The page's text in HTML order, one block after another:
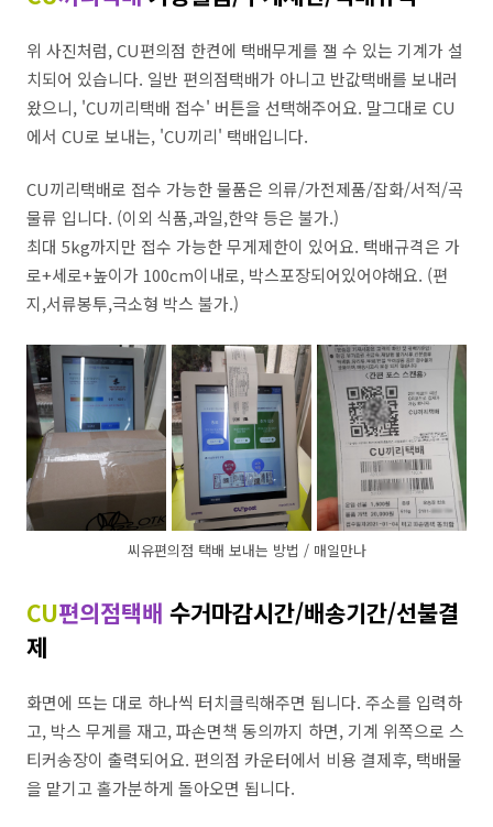
위 사진처럼, CU편의점 한켠에 택배무게를 잴 수 있는 기계가 설
치되어 있습니다. 일반 편의점택배가 아니고 반값택배를 보내러
왔으니, 'CU끼리택배 접수' 버튼을 선택해주어요. 말그대로 CU
에서 CU로 보내는, 'CU끼리' 택배입니다.
CU끼리택배로 접수 가능한 물품은 의류/가전제품/잡화/서적/곡
물류 입니다. (이외 식품,과일,한약 등은 불가.)
최대 5kg까지만 접수 가능한 무게제한이 있어요. 택배규격은 가
로+세로+높이가 100cm이내로, 박스포장되어있어야해요. (편
지,서류봉투,극소형 박스 불가.)
씨유편의점 택배 보내는 방법 / 매일만나
CU편의점택배 수거마감시간/배송기간/선불결
제
화면에 뜨는 대로 하나씩 터치클릭해주면 됩니다. 주소를 입력하
고, 박스 무게를 재고, 파손면책 동의까지 하면, 기계 위쪽으로 스
티커송장이 출력되어요. 편의점 카운터에서 비용 결제후, 택배물
을 맡기고 홀가분하게 돌아오면 됩니다.